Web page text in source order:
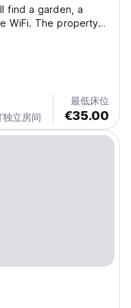
find a garden, a
WiFi. The property is
and 3 minutes' drive
from the cable car
立房间
最低床位
€35.00